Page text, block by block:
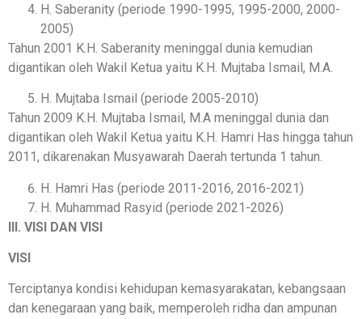
H. Saberanity (periode 1990-1995, 1995-2000, 2000-
2005)
Tahun 2001 K.H. Saberanity meninggal dunia kemudian
digantikan oleh Wakil Ketua yaitu K.H. Mujtaba Ismail, M.A.
H. Mujtaba Ismail (periode 2005-2010)
Tahun 2009 K.H. Mujtaba Ismail, M.A meninggal dunia dan
digantikan oleh Wakil Ketua yaitu K.H. Hamri Has hingga tahun
2011, dikarenakan Musyawarah Daerah tertunda 1 tahun.
H. Hamri Has (periode 2011-2016, 2016-2021)
H. Muhammad Rasyid (periode 2021-2026)
III. VISI DAN VISI
VISI
Terciptanya kondisi kehidupan kemasyarakatan, kebangsaan
dan kenegaraan yang baik, memperoleh ridha dan ampunan